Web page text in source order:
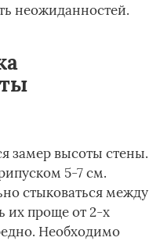
неожиданностей.
замер высоты стены.
5-7 см.
стыковаться между
их проще от 2-х
Необходимо